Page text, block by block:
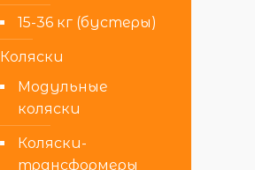
15-36 кг (бустеры)
Коляски
Модульные
коляски
Коляски-
трансформеры